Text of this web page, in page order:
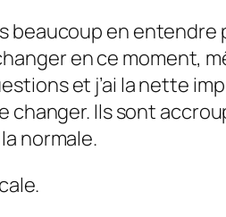
beaucoup en
en ce moment,
et j’ai la nette
Ils sont
normale.